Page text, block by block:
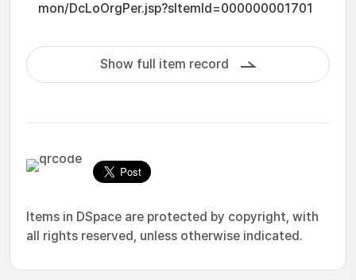
mon/DcLoOrgPer.jsp?sItemId=000000001701
Show full item record
Items in DSpace are protected by copyright, with
all rights reserved, unless otherwise indicated.